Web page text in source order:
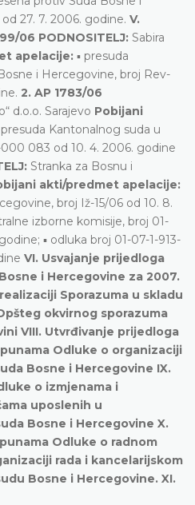
27. 7. 2006. godine. V.
06 PODNOSITELJ: Sabira
apelacije: ▪ presuda
i Hercegovine, broj Rev-
2. AP 1783/06
d.o.o. Sarajevo Pobijani
presuda Kantonalnog suda u
083 od 10. 4. 2006. godine
Stranka za Bosnu i
akti/predmet apelacije:
broj Iž-15/06 od 10. 8.
izborne komisije, broj 01-
▪ odluka broj 01-07-1-913-
VI. Usvajanje prijedloga
i Hercegovine za 2007.
Sporazuma u skladu
okvirnog sporazuma
VIII. Utvrđivanje prijedloga
Odluke o organizaciji
Bosne i Hercegovine IX.
o izmjenama i
uposlenih u
Bosne i Hercegovine X.
Odluke o radnom
rada i kancelarijskom
Bosne i Hercegovine. XI.